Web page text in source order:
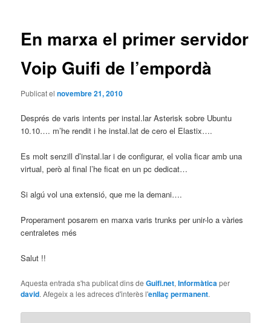
En marxa el primer servidor
Voip Guifi de l’empordà
Publicat elnovembre 21, 2010
Després de varis intents per instal.lar Asterisk sobre Ubuntu
10.10…. m’he rendit i he instal.lat de cero el Elastix….
Es molt senzill d’instal.lar i de configurar, el volia ficar amb una
virtual, però al final l’he ficat en un pc dedicat…
Si algú vol una extensió, que me la demani….
Properament posarem en marxa varis trunks per unir-lo a vàries
centraletes més
Salut !!
Aquesta entrada s'ha publicat dins deGuifi.net,Informàtica per
david. Afegeix a les adreces d'interès l'enllaç permanent.